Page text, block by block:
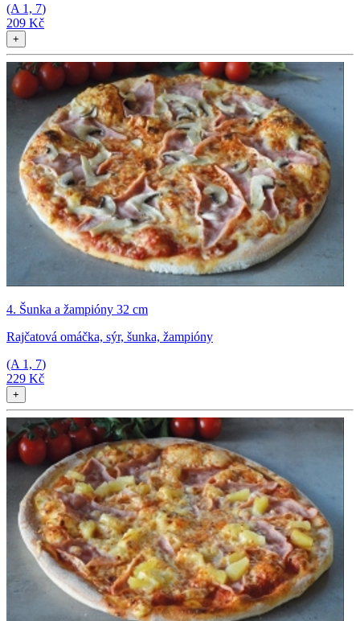
(A 1, 7)
209 Kč
+
4. Šunka a žampióny 32 cm
Rajčatová omáčka, sýr, šunka, žampióny
(A 1, 7)
229 Kč
+